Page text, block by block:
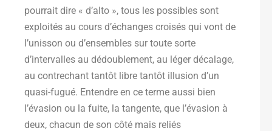
pourrait dire « d’alto », tous les possibles sont
exploités au cours d’échanges croisés qui vont de
l’unisson ou d’ensembles sur toute sorte
d’intervalles au dédoublement, au léger décalage,
au contrechant tantôt libre tantôt illusion d’un
quasi-fugué. Entendre en ce terme aussi bien
l’évasion ou la fuite, la tangente, que l’évasion à
deux, chacun de son côté mais reliés